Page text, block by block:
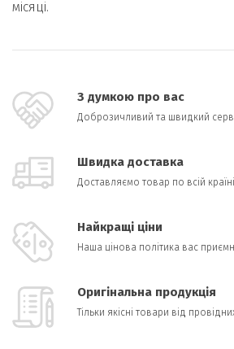
місяці.
З думкою про вас
Доброзичливий та швидкий
Швидка доставка
Доставляємо товар по всій
Найкращі ціни
Наша цінова політика вас
Оригінальна продукція
Тільки якісні товари від